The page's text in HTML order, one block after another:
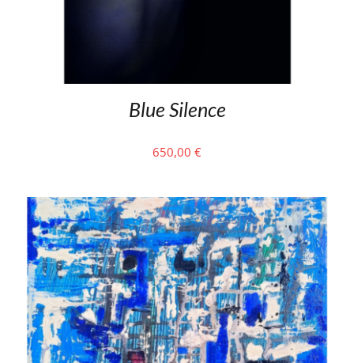
Blue Silence
650,00 €